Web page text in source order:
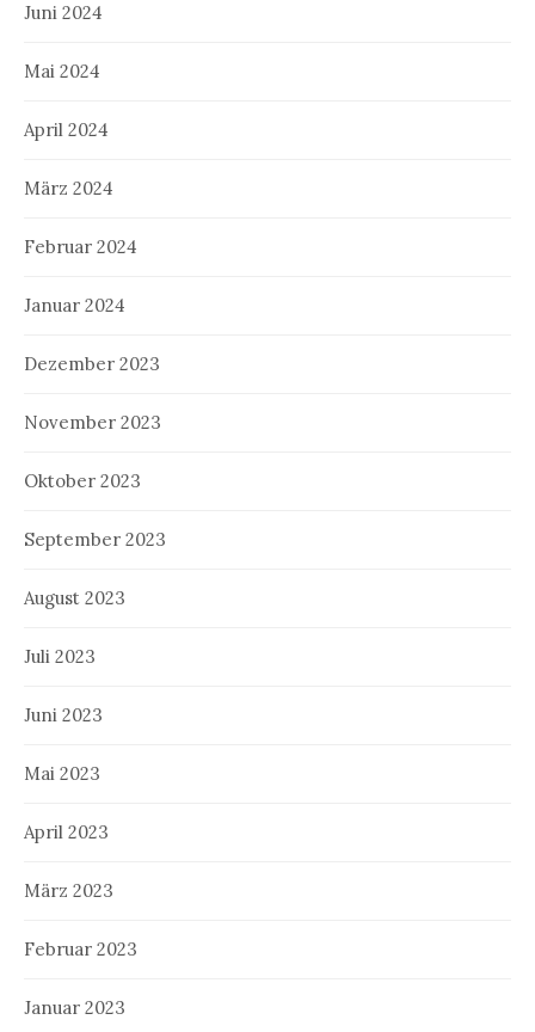
Juni 2024
Mai 2024
April 2024
März 2024
Februar 2024
Januar 2024
Dezember 2023
November 2023
Oktober 2023
September 2023
August 2023
Juli 2023
Juni 2023
Mai 2023
April 2023
März 2023
Februar 2023
Januar 2023